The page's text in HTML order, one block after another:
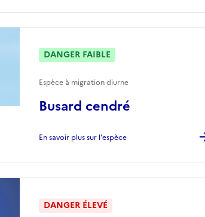
Busard cendré
DANGER FAIBLE
Espèce à migration diurne
En savoir plus sur l'espèce
DANGER ÉLEVÉ